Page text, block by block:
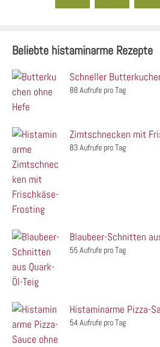
Beliebte histaminarme Rezepte
Schneller
88 Aufrufe pro Tag
Zimtschnecken mit
83 Aufrufe pro Tag
Blaubeer-Schnitten
55 Aufrufe pro Tag
Histaminarme Pizza-
54 Aufrufe pro Tag